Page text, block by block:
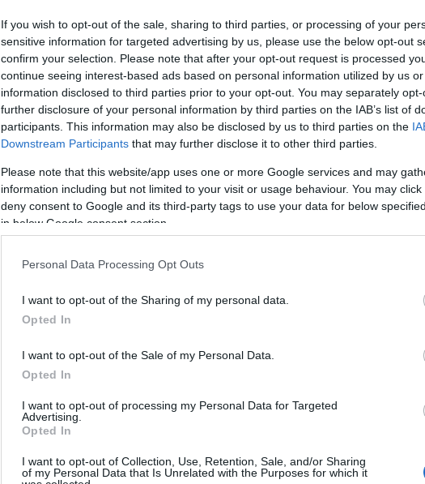
If you wish to opt-out of the sale, sharing to third parties, or processing of your
sensitive information for targeted advertising by us, please use the below opt-out
confirm your selection. Please note that after your opt-out request is processed
continue seeing interest-based ads based on personal information utilized by us
information disclosed to third parties prior to your opt-out. You may separately
further disclosure of your personal information by third parties on the IAB’s list of
participants. This information may also be disclosed by us to third parties on the
Downstream Participants that may further disclose it to other third parties.
Please note that this website/app uses one or more Google services and may
information including but not limited to your visit or usage behaviour. You may
deny consent to Google and its third-party tags to use your data for below
in below Google consent section.
Personal Data Processing Opt Outs
I want to opt-out of the Sharing of my personal data.
Opted In
I want to opt-out of the Sale of my Personal Data.
Opted In
I want to opt-out of processing my Personal Data for Targeted
Advertising.
Opted In
I want to opt-out of Collection, Use, Retention, Sale, and/or Sharing
of my Personal Data that Is Unrelated with the Purposes for which it
A mai napon egy érdekes újdonsággal
rukkolok elő. Ezúttal olyan játékot
mutatok be nektek, ami bár jelenleg
nálam van azonban mégsem az enyém,
sőt akár meg is tudjátok vásárolni
azt.Ez egy viszonylag bonyolult és
összetett történet, amivel nem is
szeretnélek benneteket untatni,
helyette inkább…
Tovább
Szólj hozzá!
2019. április 23.
Norma távirányítós tűzoltóautó
bejegyzésben is foglalkoztam. A régi
tűzoltóautó kimaradt a bemutatásból
láthattátok a játékot, de az mégsem
ugyanaz mint egy…
Tovább
Szólj hozzá!
2026
2026
2026
2026
2026
2026
2025
2025
2025
How
From
How
your